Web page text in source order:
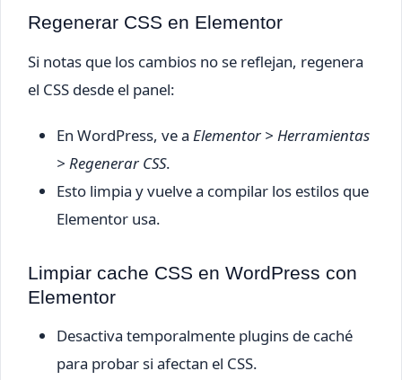
Regenerar CSS en Elementor
Si notas que los cambios no se reflejan, regenera
el CSS desde el panel:
En WordPress, ve a Elementor > Herramientas
> Regenerar CSS.
Esto limpia y vuelve a compilar los estilos que
Elementor usa.
Limpiar cache CSS en WordPress con
Elementor
Desactiva temporalmente plugins de caché
para probar si afectan el CSS.